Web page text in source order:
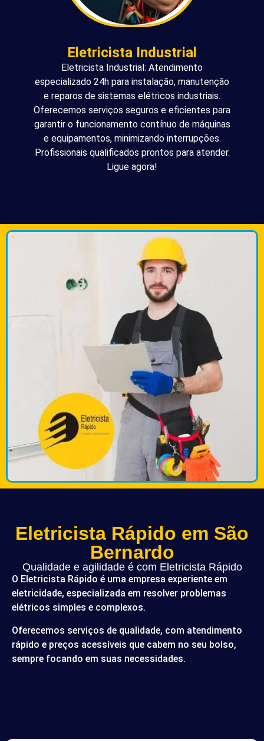
Eletricista Industrial
Eletricista Industrial: Atendimento
especializado 24h para instalação, manutenção
e reparos de sistemas elétricos industriais.
Oferecemos serviços seguros e eficientes para
garantir o funcionamento contínuo de máquinas
e equipamentos, minimizando interrupções.
Profissionais qualificados prontos para atender.
Ligue agora!
Eletricista Rápido em São
Bernardo
Qualidade e agilidade é com Eletricista Rápido
O Eletricista Rápido é uma empresa experiente em
eletricidade, especializada em resolver problemas
elétricos simples e complexos.
Oferecemos serviços de qualidade, com atendimento
rápido e preços acessíveis que cabem no seu bolso,
sempre focando em suas necessidades.